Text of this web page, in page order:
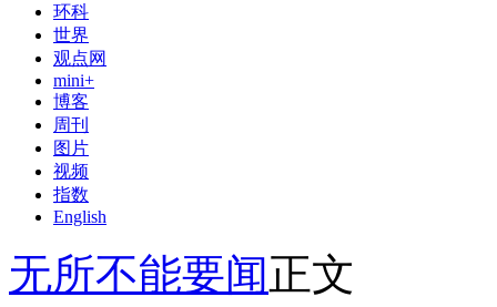
环科
世界
观点网
mini+
博客
周刊
图片
视频
指数
English
无所不能要闻正文